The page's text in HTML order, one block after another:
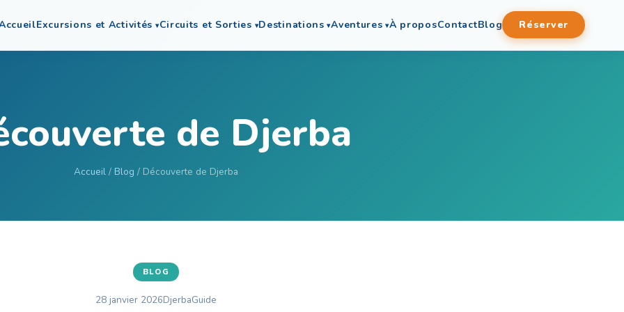
Excursions et Activités Circuits et Sorties Destinations Aventures À proposContactBlog Réserver
de Djerba
Accueil / Blog / Découverte de Djerba
BLOG
28 janvier 2026DjerbaGuide